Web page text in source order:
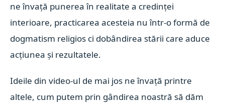
ne învață punerea în realitate a credinței
interioare, practicarea acesteia nu într-o formă de
dogmatism religios ci dobândirea stării care aduce
acțiunea și rezultatele.
Ideile din video-ul de mai jos ne învață printre
altele, cum putem prin gândirea noastră să dăm